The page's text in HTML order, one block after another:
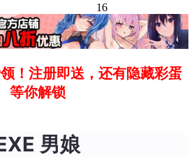
16
！注册即送，还有隐藏彩蛋
等你解锁
男娘